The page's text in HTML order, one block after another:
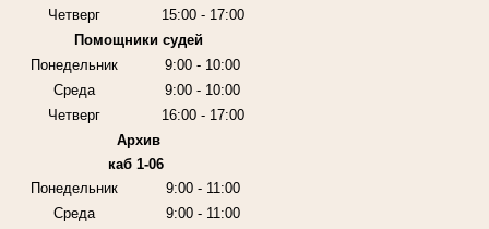
Четверг
15:00 - 17:00
Помощники судей
Понедельник
9:00 - 10:00
Среда
9:00 - 10:00
Четверг
16:00 - 17:00
Архив
каб 1-06
Понедельник
9:00 - 11:00
Среда
9:00 - 11:00